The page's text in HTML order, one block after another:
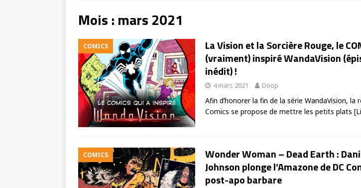
Mois : mars 2021
COMICS
La Vision et la Sorcière Rouge, le
(vraiment) inspiré WandaVision
inédit) !
4 mars 2021 Doop
Afin d’honorer la fin de la série WandaVision, la
Comics se propose de mettre les petits plats
COMICS
Wonder Woman – Dead Earth :
Johnson plonge l’Amazone de DC
post-apo barbare